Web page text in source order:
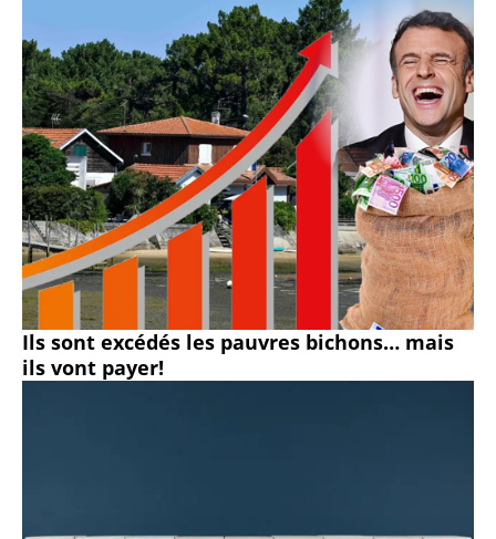
Ils sont excédés les pauvres bichons… mais
ils vont payer!